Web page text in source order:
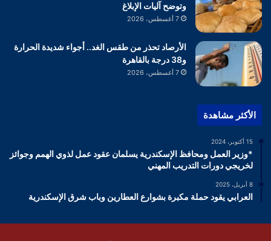
وتوضح آليات الإبلاغ
7 أغسطس، 2026
الأرصاد تحذر من طقس الغد.. أجواء شديدة الحرارة
و38 درجة بالقاهرة
7 أغسطس، 2026
الأكثر مشاهدة
15 أكتوبر، 2024
*وزير العمل ومحافظ الإسكندرية يسلمان عقود عمل لذوي الهمم وجوائز
لخريجي دورات التدريب المهني
8 أبريل، 2025
العرابي يقود حملة مكبرة بشوارع العطارين وباب شرق الإسكندرية